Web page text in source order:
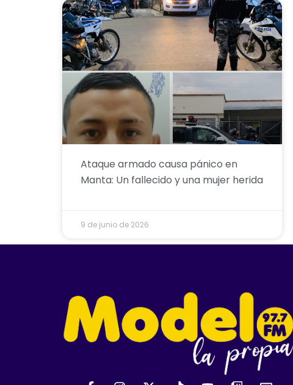
Ataque armado causa pánico en
Manta: Un fallecido y una mujer herida
9 de junio de 2026
F I X T Y T E